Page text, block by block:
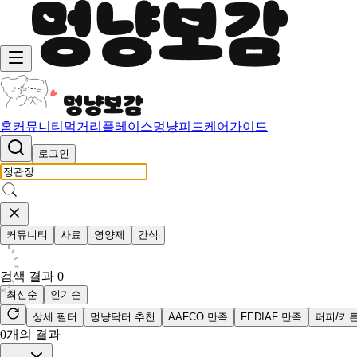
홈커뮤니티 먹거리 플레이스멍냥피드케어가이드
로그인
커뮤니티 사료 영양제 간식
검색 결과 0
최신순
인기순
상세 필터
멍냥닥터 추천 AAFCO 만족 FEDIAF 만족 퍼피/키
0개의 결과